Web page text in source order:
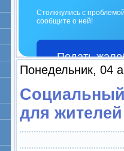
Столкнулись с
сообщите о ней!
Подать
Понедельник, 04
для